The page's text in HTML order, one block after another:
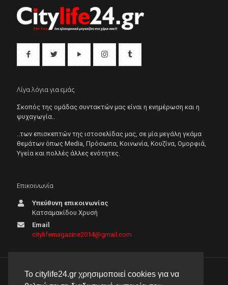
Το citylife24.gr χρησιμοποιεί cookies για να
Λίγα λόγια για εμάς
Σκοπός της ομάδας συντακτών μας είναι η ενημέρωση και η
ψυχαγωγία..
..των επισκεπτών της ιστοσελίδας μας, σε μία μεγάλη γκάμα
θεμάτων όπως Μedia, Πρόσωπα, Κοινωνία, Κουζίνα, Ομορφιά,
Υγεία και πολλές άλλες ενότητες.
Επικοινωνία
Υπεύθυνη επικοινωνίας
Κατσαμακίδου Χρυσή
Email
citylifemagazine2014@gmail.com